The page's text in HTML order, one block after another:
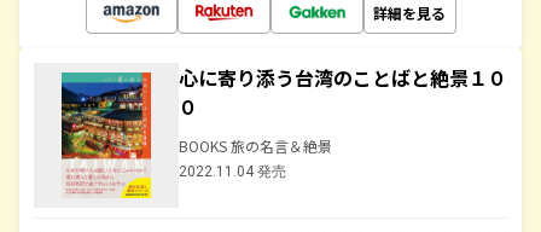
詳細を見る
心に寄り添う台湾のことばと絶景１０
０
BOOKS 旅の名言＆絶景
2022.11.04 発売